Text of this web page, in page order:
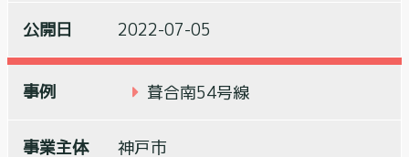
2022-07-05
葺合南54号線
神戸市